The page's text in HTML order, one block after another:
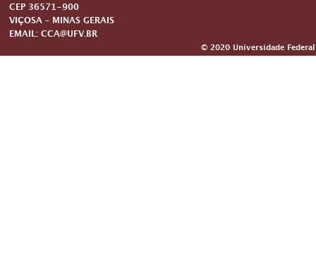
CEP 36571-900
VIÇOSA – MINAS GERAIS
EMAIL: CCA@UFV.BR
© 2020 Universidade